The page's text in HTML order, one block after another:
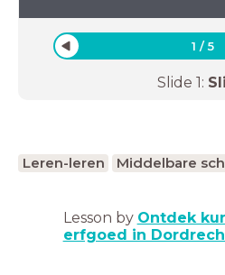
1 /5
Slide 1:
Leren-leren Middelbare
Lesson by Ontdek
erfgoed in